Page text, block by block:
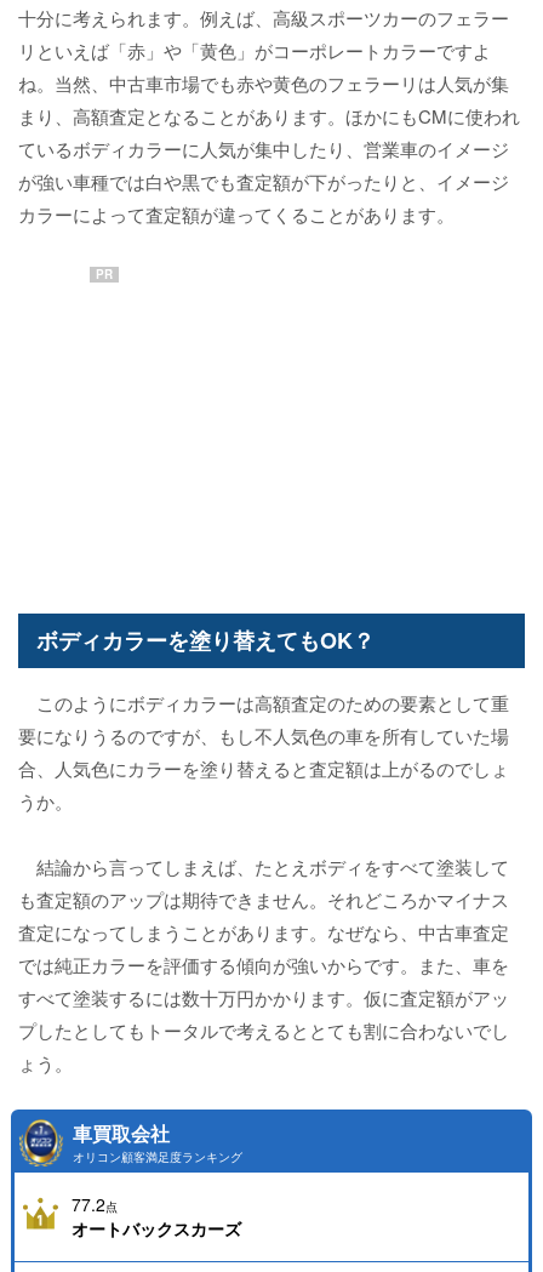
十分に考えられます。例えば、高級スポーツカーのフェラー
リといえば「赤」や「黄色」がコーポレートカラーですよ
ね。当然、中古車市場でも赤や黄色のフェラーリは人気が集
まり、高額査定となることがあります。ほかにもCMに使われ
ているボディカラーに人気が集中したり、営業車のイメージ
が強い車種では白や黒でも査定額が下がったりと、イメージ
カラーによって査定額が違ってくることがあります。
PR
ボディカラーを塗り替えてもOK？
このようにボディカラーは高額査定のための要素として重
要になりうるのですが、もし不人気色の車を所有していた場
合、人気色にカラーを塗り替えると査定額は上がるのでしょ
うか。
結論から言ってしまえば、たとえボディをすべて塗装して
も査定額のアップは期待できません。それどころかマイナス
査定になってしまうことがあります。なぜなら、中古車査定
では純正カラーを評価する傾向が強いからです。また、車を
すべて塗装するには数十万円かかります。仮に査定額がアッ
プしたとしてもトータルで考えるととても割に合わないでし
ょう。
車買取会社
オリコン顧客満足度ランキング
77.2点
オートバックスカーズ